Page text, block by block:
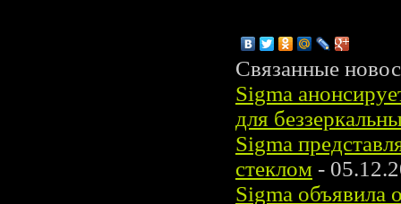
Связанные
Sigma
для
Sigma
стеклом -
Sigma объявила